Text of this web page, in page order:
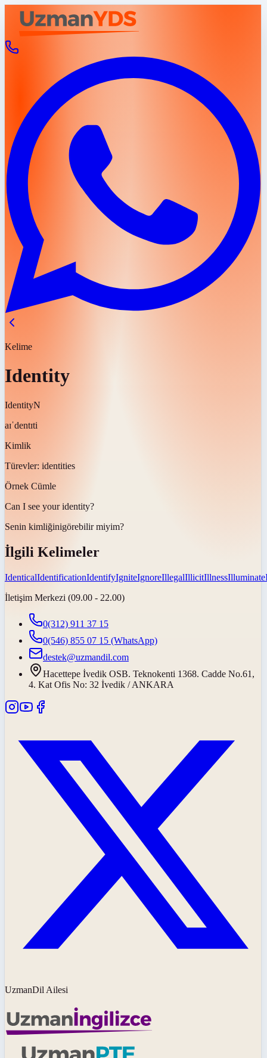
Kelime
Identity
IdentityN
aɪˈdentɪti
Kimlik
Türevler: identities
Örnek Cümle
Can I see your identity?
Senin kimliğinigörebilir miyim?
İlgili Kelimeler
IdenticalIdentificationIdentifyIgniteIgnoreIllegalIllicitIllnessIlluminate
İletişim Merkezi (09.00 - 22.00)
0(312) 911 37 15
0(546) 855 07 15 (WhatsApp)
destek@uzmandil.com
Hacettepe İvedik OSB. Teknokenti 1368. Cadde No.61,
4. Kat Ofis No: 32 İvedik / ANKARA
UzmanDil Ailesi